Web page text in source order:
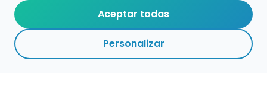
Encuentra Pianista Acompañante
Asesoría para músicos y docentes
Aceptar todas
Personalizar